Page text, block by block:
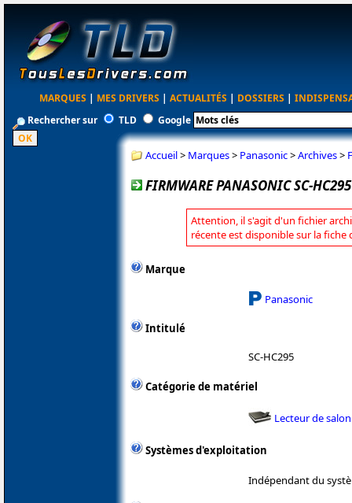
MARQUES | MES DRIVERS | ACTUALITÉS | DOSSIERS |
Rechercher sur
TLD Google
Accueil> Marques> Panasonic>Archives>
FIRMWARE PANASONIC SC-
Attention, il s'agit d'un fichier
récente est disponible sur la fiche
Marque
Panasonic
Intitulé
SC-HC295
Catégorie de matériel
Lecteur de salon
Systèmes d'exploitation
Indépendant du